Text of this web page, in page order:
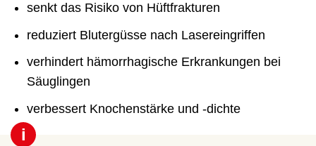
senkt das Risiko von Hüftfrakturen
reduziert Blutergüsse nach Lasereingriffen
verhindert hämorrhagische Erkrankungen bei
Säuglingen
verbessert Knochenstärke und -dichte
i